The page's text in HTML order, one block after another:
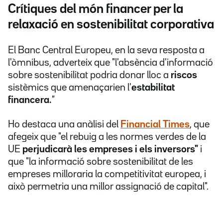
Crítiques del món financer per la
relaxació en sostenibilitat corporativa
El Banc Central Europeu, en la seva resposta a
l'òmnibus, adverteix que "l'absència d'informació
sobre sostenibilitat podria donar lloc a riscos
sistèmics que amenaçarien l'estabilitat
financera."
Ho destaca una anàlisi del Financial Times, que
afegeix que "el rebuig a les normes verdes de la
UE perjudicarà les empreses i els inversors" i
que "la informació sobre sostenibilitat de les
empreses milloraria la competitivitat europea, i
això permetria una millor assignació de capital".